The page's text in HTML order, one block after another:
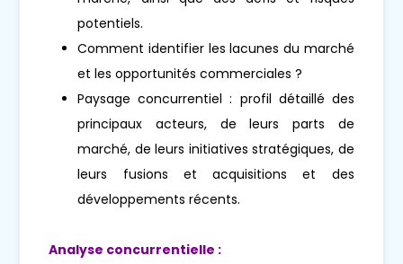
potentiels.
Comment identifier les lacunes du marché
et les opportunités commerciales ?
Paysage concurrentiel : profil détaillé des
principaux acteurs, de leurs parts de
marché, de leurs initiatives stratégiques, de
leurs fusions et acquisitions et des
développements récents.
Analyse concurrentielle :